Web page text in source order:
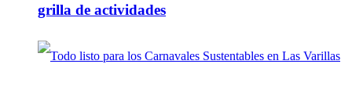
grilla de actividades